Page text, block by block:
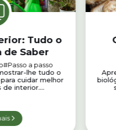
Tudo o
de Saber
#Passo a passo
lhe tudo o
cuidar melhor
de interior....